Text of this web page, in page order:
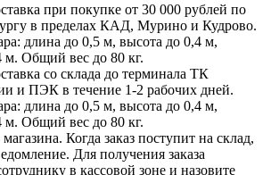
при покупке от 30 000 рублей по
в пределах КАД, Мурино и Кудрово.
длина до 0,5 м, высота до 0,4 м,
Общий вес до 80 кг.
со склада до терминала ТК
и ПЭК в течение 1-2 рабочих дней.
длина до 0,5 м, высота до 0,4 м,
Общий вес до 80 кг.
Когда заказ поступит на склад,
Для получения заказа
в кассовой зоне и назовите